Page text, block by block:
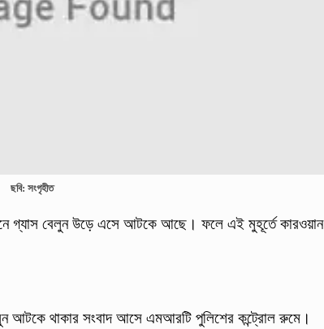
ছবি: সংগৃহীত
গ্যাস বেলুন উড়ে এসে আটকে আছে। ফলে এই মুহূর্তে কারওয়ান
আটকে থাকার সংবাদ আসে এমআর‍টি পুলিশের কন্ট্রোল রুমে।